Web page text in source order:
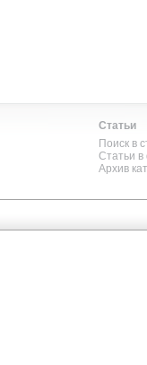
Статьи
Поиск в
Статьи
Архив